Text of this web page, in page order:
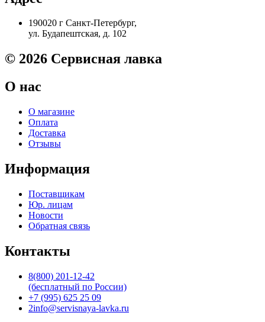
5200/M725
190020 г Санкт-Петербург,
ул. Будапештская, д. 102
© 2026 Сервисная лавка
О нас
О магазине
Оплата
Доставка
Отзывы
Информация
Поставщикам
Юр. лицам
Новости
Обратная связь
Контакты
8(800) 201-12-42
(бесплатный по России)
+7 (995) 625 25 09
2info@servisnaya-lavka.ru